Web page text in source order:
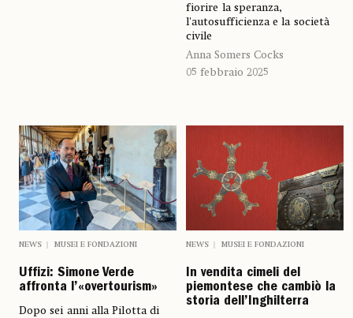
fiorire la speranza,
l'autosufficienza e la società
civile
Anna Somers Cocks
05 febbraio 2025
NEWS MUSEI E FONDAZIONI
Uffizi: Simone Verde
affronta l’«overtourism»
Dopo sei anni alla Pilotta di
NEWS MUSEI E FONDAZIONI
In vendita cimeli del
piemontese che cambiò la
storia dell’Inghilterra